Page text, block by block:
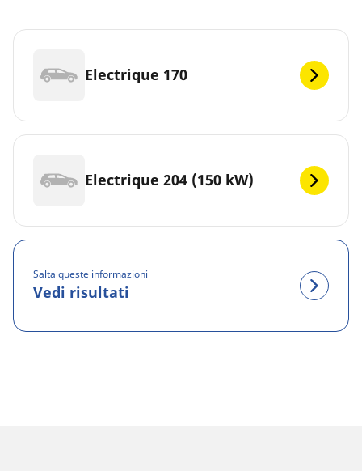
Electrique 170
Electrique 204 (150 kW)
Salta queste informazioni
Vedi risultati